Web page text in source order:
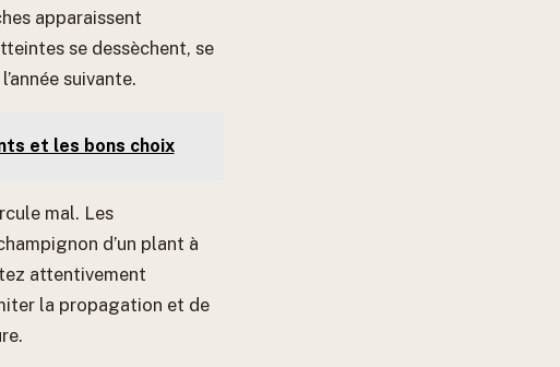
apparaissent
se dessèchent, se
suivante.
et les bons choix
mal. Les
d’un plant à
attentivement
la propagation et de